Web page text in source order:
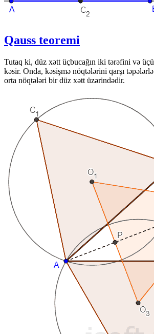
Qauss teoremi
Tutaq ki, düz xətt üçbucağın iki tərəfini və
kəsir. Onda, kəsişmə nöqtələrini qarşı
orta nöqtələri bir düz xətt üzərindədir.